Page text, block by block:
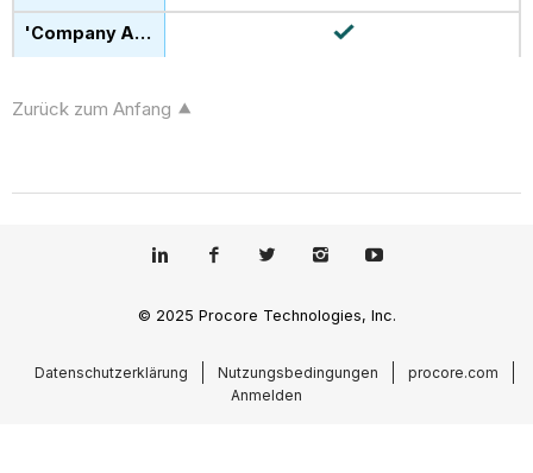
Zurück zum Anfang
© 2025 Procore Technologies, Inc.
Datenschutzerklärung Nutzungsbedingungen
procore.com
Anmelden